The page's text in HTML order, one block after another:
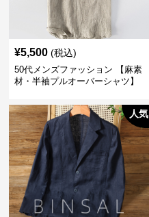
¥5,500 (税込)
50代メンズファッション 【麻素
材・半袖プルオーバーシャツ】
人気